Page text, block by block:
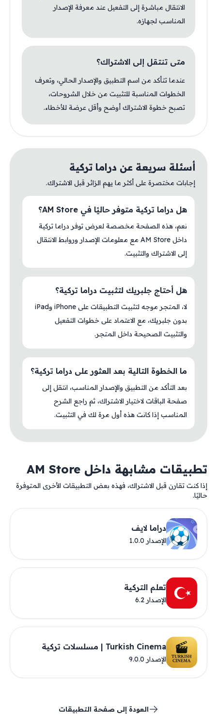
الانتقال مباشرة إلى التفعيل عند معرفة الإصدار
المناسب لجهازه.
متى تنتقل إلى الاشتراك؟
عندما تتأكد من اسم التطبيق والإصدار الحالي، وتعرف
الخطوات المناسبة للتثبيت من خلال الشروحات،
تصبح خطوة الاشتراك أوضح وأقل عرضة للأخطاء.
أسئلة سريعة عن دراما تركية
إجابات مختصرة على أكثر ما يهم الزائر قبل الاشتراك.
هل دراما تركية متوفر حاليًا في AM Store؟
نعم، هذه الصفحة مخصصة لعرض توفر دراما تركية
داخل AM Store مع معلومات الإصدار وروابط الانتقال
إلى الاشتراك والتثبيت.
هل أحتاج جلبريك لتثبيت دراما تركية؟
لا، المتجر موجه لتثبيت التطبيقات على iPhone وiPad
بدون جلبريك، مع الاعتماد على خطوات التفعيل
والتثبيت الصحيحة داخل المتجر.
ما الخطوة التالية بعد العثور على دراما تركية؟
بعد التأكد من التطبيق والإصدار المناسب، انتقل إلى
صفحة الباقات لاختيار الاشتراك، ثم راجع الشرح
المناسب إذا كانت هذه أول مرة لك في التثبيت.
تطبيقات مشابهة داخل AM Store
إذا كنت تقارن قبل الاشتراك، فهذه بعض التطبيقات الأخرى المتوفرة
حاليًا.
دراما لايف
الإصدار 1.0.0
تعلم التركية
الإصدار 6.2
Turkish Cinema | مسلسلات تركية
الإصدار 9.0.0
العودة إلى صفحة التطبيقات